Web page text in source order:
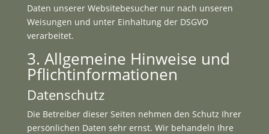
Daten unserer Websitebesucher nur nach unseren
Weisungen und unter Einhaltung der DSGVO
verarbeitet.
3. Allgemeine Hinweise und
Pflicht­informationen
Datenschutz
Die Betreiber dieser Seiten nehmen den Schutz Ihrer
persönlichen Daten sehr ernst. Wir behandeln Ihre